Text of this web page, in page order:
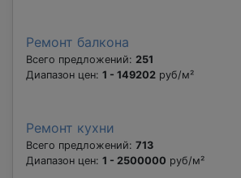
Ремонт балкона
Всего предложений: 251
Диапазон цен: 1 - 149202 руб/м²
Ремонт кухни
Всего предложений: 713
Диапазон цен: 1 - 2500000 руб/м²